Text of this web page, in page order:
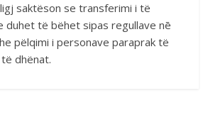
saktëson se transferimi i të
duhet të bëhet sipas regullave nē
pëlqimi i personave paraprak të
dhënat.